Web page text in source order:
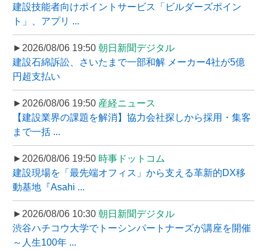
建設技能者向けポイントサービス「ビルダーズポイン
ト」、アプリ ...
►2026/08/06 19:50 朝日新聞デジタル
建設石綿訴訟、さいたまで一部和解 メーカー4社が5億
円超支払い
►2026/08/06 19:50 産経ニュース
【建設業界の課題を解消】協力会社探しから採用・集客
まで一括 ...
►2026/08/06 19:50 時事ドットコム
建設現場を「最先端オフィス」から支える革新的DX移
動基地『Asahi ...
►2026/08/06 10:30 朝日新聞デジタル
渋谷ハチコウ大学でトーシンパートナーズが講座を開催
～人生100年 ...